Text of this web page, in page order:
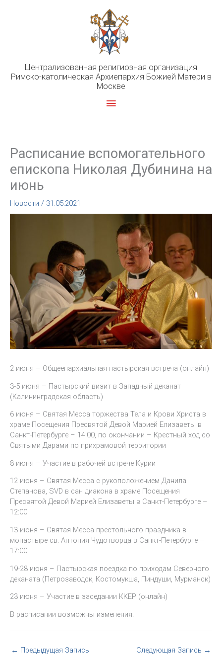
Централизованная религиозная организация
Римско-католическая Архиепархия Божией Матери в
Москве
Главное
Расписание вспомогательного
епископа Николая Дубинина на
июнь
Новости / 31.05.2021
2 июня – Общеепархиальная пастырская встреча (онлайн)
3-5 июня – Пастырский визит в Западный деканат
(Калининградская область)
6 июня – Святая Месса торжества Тела и Крови Христа в
храме Посещения Пресвятой Девой Марией Елизаветы в
Санкт-Петербурге – 14:00, по окончании – Крестный ход со
Святыми Дарами по прихрамовой территории
8 июня – Участие в рабочей встрече Курии
12 июня – Святая Месса с рукоположением Данила
Степанова, SVD в сан диакона в храме Посещения
Пресвятой Девой Марией Елизаветы в Санкт-Петербурге –
12:00
13 июня – Святая Месса престольного праздника в
монастыре св. Антония Чудотворца в Санкт-Петербурге –
17:00
19-28 июня – Пастырская поездка по приходам Северного
деканата (Петрозаводск, Костомукша, Пиндуши, Мурманск)
23 июня – Участие в заседании ККЕР (онлайн)
В расписании возможны изменения.
← Предыдущая Запись Следующая Запись →